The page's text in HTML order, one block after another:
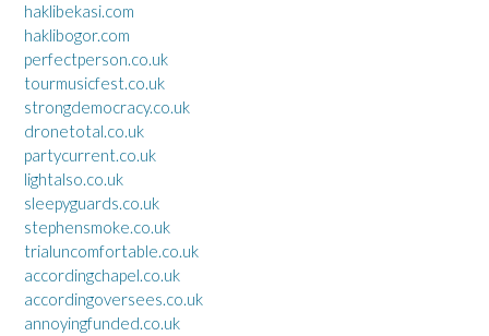
haklibekasi.com
haklibogor.com
perfectperson.co.uk
tourmusicfest.co.uk
strongdemocracy.co.uk
dronetotal.co.uk
partycurrent.co.uk
lightalso.co.uk
sleepyguards.co.uk
stephensmoke.co.uk
trialuncomfortable.co.uk
accordingchapel.co.uk
accordingoversees.co.uk
annoyingfunded.co.uk